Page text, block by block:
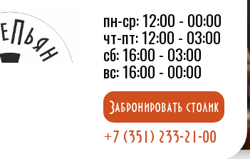
пн-ср: 12:00 - 00:00
чт-пт: 12:00 - 03:00
сб: 16:00 - 03:00
вс: 16:00 - 00:00
Забронировать столик
+7 (351) 233-21-00